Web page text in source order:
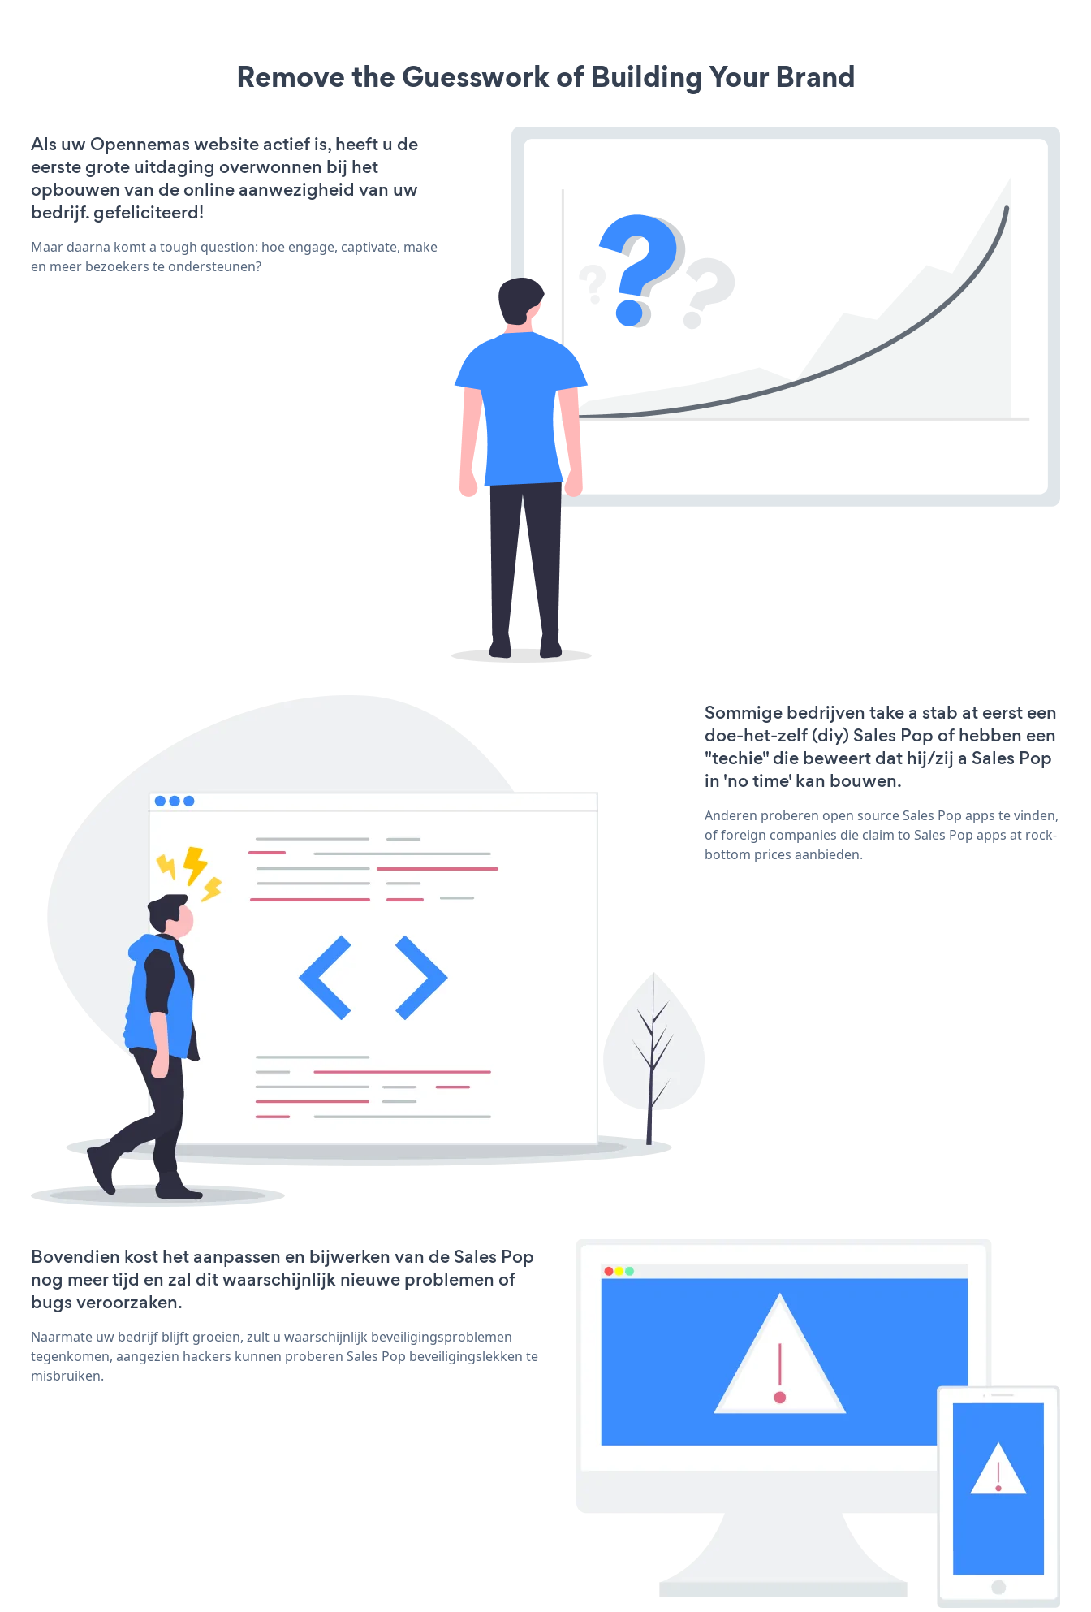
Remove the Guesswork of Building Your Brand
Als uw Opennemas website actief is, heeft u de
eerste grote uitdaging overwonnen bij het
opbouwen van de online aanwezigheid van uw
bedrijf. gefeliciteerd!
Maar daarna komt a tough question: hoe engage, captivate, make
en meer bezoekers te ondersteunen?
Sommige bedrijven take a stab at eerst een
doe-het-zelf (diy) Sales Pop of hebben een
"techie" die beweert dat hij/zij a Sales Pop
in 'no time' kan bouwen.
Anderen proberen open source Sales Pop apps te vinden,
of foreign companies die claim to Sales Pop apps at rock-
bottom prices aanbieden.
Bovendien kost het aanpassen en bijwerken van de Sales Pop
nog meer tijd en zal dit waarschijnlijk nieuwe problemen of
bugs veroorzaken.
Naarmate uw bedrijf blijft groeien, zult u waarschijnlijk beveiligingsproblemen
tegenkomen, aangezien hackers kunnen proberen Sales Pop beveiligingslekken te
misbruiken.